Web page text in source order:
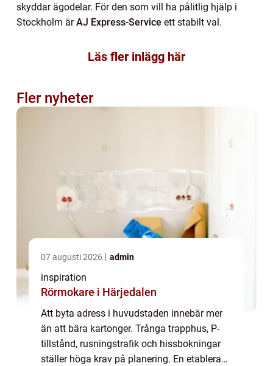
skyddar ägodelar. För den som vill ha pålitlig hjälp i
Stockholm ärAJ Express-Service ett stabilt val.
Läs fler inlägg här
Fler nyheter
07 augusti 2026 admin
inspiration
Rörmokare i Härjedalen
Att byta adress i huvudstaden innebär mer
än att bära kartonger. Trånga trapphus, P-
tillstånd, rusningstrafik och hissbokningar
ställer höga krav på planering. En etablerad